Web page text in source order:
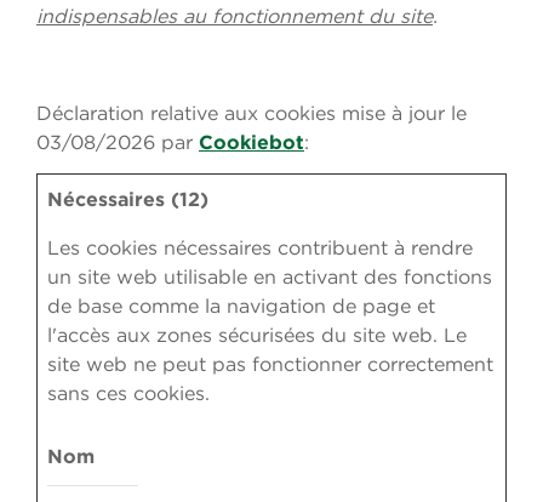
indispensables au fonctionnement du site.
Déclaration relative aux cookies mise à jour le
03/08/2026 par Cookiebot:
Nécessaires (12)
Les cookies nécessaires contribuent à rendre
un site web utilisable en activant des fonctions
de base comme la navigation de page et
l'accès aux zones sécurisées du site web. Le
site web ne peut pas fonctionner correctement
sans ces cookies.
Nom